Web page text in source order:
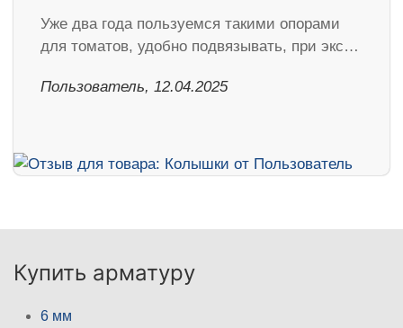
Уже два года пользуемся такими опорами
для томатов, удобно подвязывать, при экс…
Пользователь, 12.04.2025
Купить арматуру
6 мм